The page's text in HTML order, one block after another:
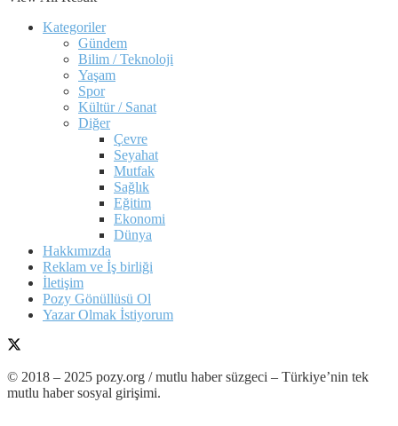
Kategoriler
Gündem
Bilim / Teknoloji
Yaşam
Spor
Kültür / Sanat
Diğer
Çevre
Seyahat
Mutfak
Sağlık
Eğitim
Ekonomi
Dünya
Hakkımızda
Reklam ve İş birliği
İletişim
Pozy Gönüllüsü Ol
Yazar Olmak İstiyorum
© 2018 – 2025 pozy.org / mutlu haber süzgeci – Türkiye’nin tek
mutlu haber sosyal girişimi.